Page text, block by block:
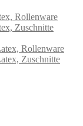
Rollenware
Zuschnitte
Rollenware
Zuschnitte